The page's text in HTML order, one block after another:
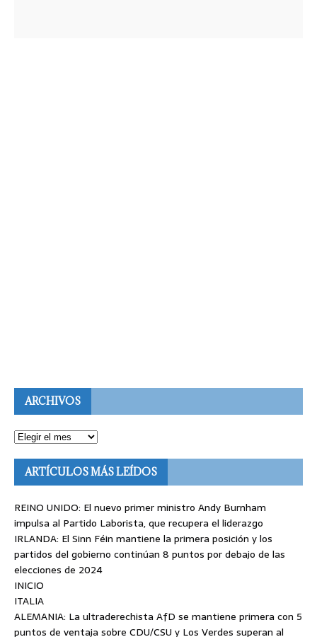
ARCHIVOS
ARTÍCULOS MÁS LEÍDOS
REINO UNIDO: El nuevo primer ministro Andy Burnham
impulsa al Partido Laborista, que recupera el liderazgo
IRLANDA: El Sinn Féin mantiene la primera posición y los
partidos del gobierno continúan 8 puntos por debajo de las
elecciones de 2024
INICIO
ITALIA
ALEMANIA: La ultraderechista AfD se mantiene primera con 5
puntos de ventaja sobre CDU/CSU y Los Verdes superan al